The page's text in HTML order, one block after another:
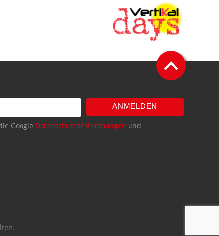
ANMELDEN
Google Datenschutzbestimmungen und